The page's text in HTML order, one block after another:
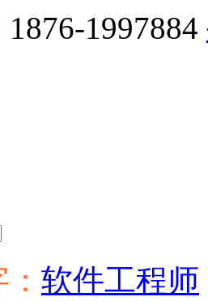
1997884
软件工程师